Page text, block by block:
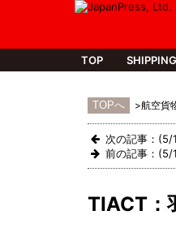
TOP
>航空貨
次の記事：(5/
前の記事：(5/
TIACT：